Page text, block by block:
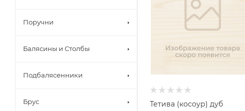
Тетива (косоур) дуб
Поручни
Балясины и Столбы
Подбалясенники
Брус